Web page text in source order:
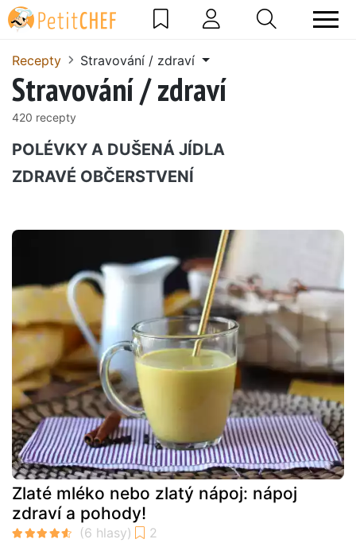
Recepty Stravování / zdraví
Stravování / zdraví
420 recepty
POLÉVKY A DUŠENÁ JÍDLA
ZDRAVÉ OBČERSTVENÍ
Zlaté mléko nebo zlatý nápoj: nápoj
zdraví a pohody!